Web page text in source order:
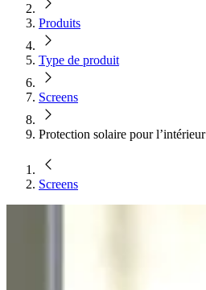
Produits
Type de produit
Screens
Protection solaire pour l’intérieur
Screens